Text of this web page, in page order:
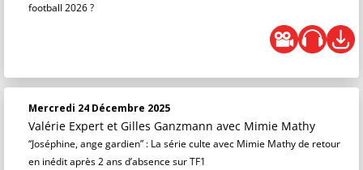
football 2026 ?
Mercredi 24 Décembre 2025
Valérie Expert et Gilles Ganzmann avec Mimie Mathy
“Joséphine, ange gardien” : La série culte avec Mimie Mathy de retour
en inédit après 2 ans d’absence sur TF1